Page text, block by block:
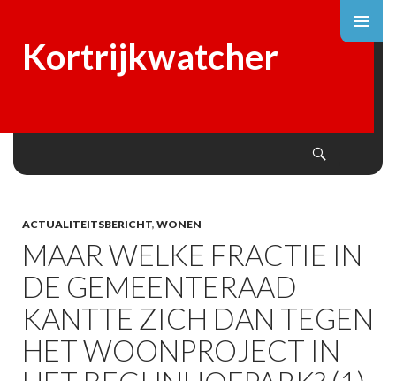
Kortrijkwatcher
ACTUALITEITSBERICHT, WONEN
MAAR WELKE FRACTIE IN
DE GEMEENTERAAD
KANTTE ZICH DAN TEGEN
HET WOONPROJECT IN